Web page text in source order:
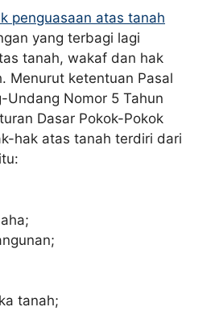
penguasaan atas tanah
yang terbagi lagi
tanah, wakaf dan hak
Menurut ketentuan Pasal
Undang Nomor 5 Tahun
Dasar Pokok-Pokok
hak atas tanah terdiri dari
tanah;